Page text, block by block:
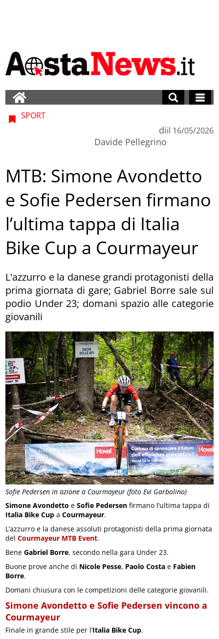
Sofie Pedersen in azione a Courmayeur (foto Evi Garbolino)
SPORT
di
Davide Pellegrino
il 16/05/2026
MTB: Simone Avondetto
e Sofie Pedersen firmano
l’ultima tappa di Italia
Bike Cup a Courmayeur
L'azzurro e la danese grandi protagonisti della
prima giornata di gare; Gabriel Borre sale sul
podio Under 23; domani spazio alle categorie
giovanili
Simone Avondetto eSofie Pedersen firmano l’ultima tappa di
Italia Bike Cup aCourmayeur.
L’azzurro e la danese assoluti protagonisti della prima giornata
delCourmayeur MTB Event.
BeneGabriel Borre, secondo nella gara Under 23.
Buone prove anche di Nicole Pesse, Paolo Costa e Fabien
Borre.
Domani chiusura con le competizioni delle categorie giovanili.
Simone Avondetto e Sofie Pedersen vincono a
Courmayeur
Finale in grande stile per l’Italia Bike Cup.